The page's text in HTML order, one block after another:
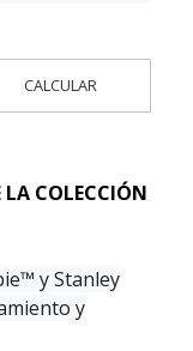
CALCULAR
LA COLECCIÓN
y Stanley
y